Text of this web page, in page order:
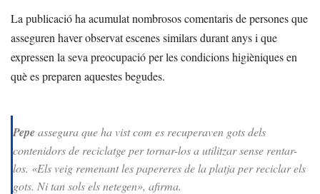
La publicació ha acumulat nombrosos comentaris de persones que
asseguren haver observat escenes similars durant anys i que
expressen la seva preocupació per les condicions higièniques en
què es preparen aquestes begudes.
Pepeassegura que ha vist com es recuperaven gots dels
contenidors de reciclatge per tornar-los a utilitzar sense rentar-
los. «Els veig remenant les papereres de la platja per reciclar els
gots. Ni tan sols els netegen», afirma.